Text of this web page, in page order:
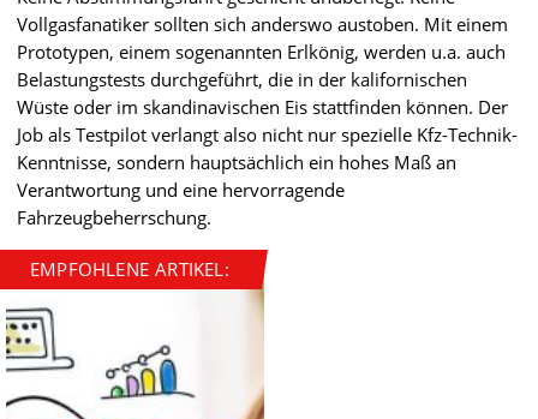
Vollgasfanatiker sollten sich anderswo austoben. Mit einem
Prototypen, einem sogenannten Erlkönig, werden u.a. auch
Belastungstests durchgeführt, die in der kalifornischen
Wüste oder im skandinavischen Eis stattfinden können. Der
Job als Testpilot verlangt also nicht nur spezielle Kfz-Technik-
Kenntnisse, sondern hauptsächlich ein hohes Maß an
Verantwortung und eine hervorragende
Fahrzeugbeherrschung.
EMPFOHLENE ARTIKEL: